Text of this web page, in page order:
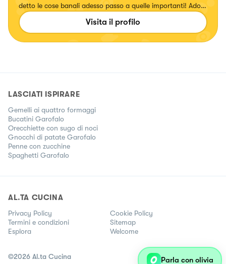
detto le cose banali adesso passo a quelle importanti! Adoro
cucinare, sperimentare piatti nuovi (i migliori sono gli
"svuotafrigo") assaggiarli ed imparare trucchi e trucchetti
che possono rendere anche le pietanze piu' semplici in
Visita il profilo
LASCIATI ISPIRARE
Gemelli ai quattro formaggi
Bucatini Garofalo
Orecchiette con sugo di noci
Gnocchi di patate Garofalo
Penne con zucchine
Spaghetti Garofalo
AL.TA CUCINA
Privacy Policy
Cookie Policy
Termini e condizioni
Sitemap
Esplora
Welcome
©2026 Al.ta Cucina Parla con olivia